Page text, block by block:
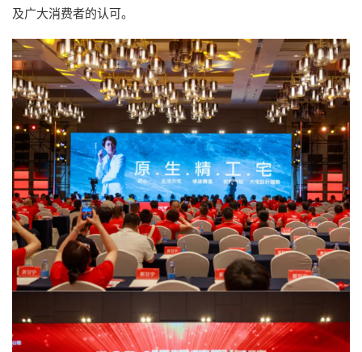
及广大消费者的认可。